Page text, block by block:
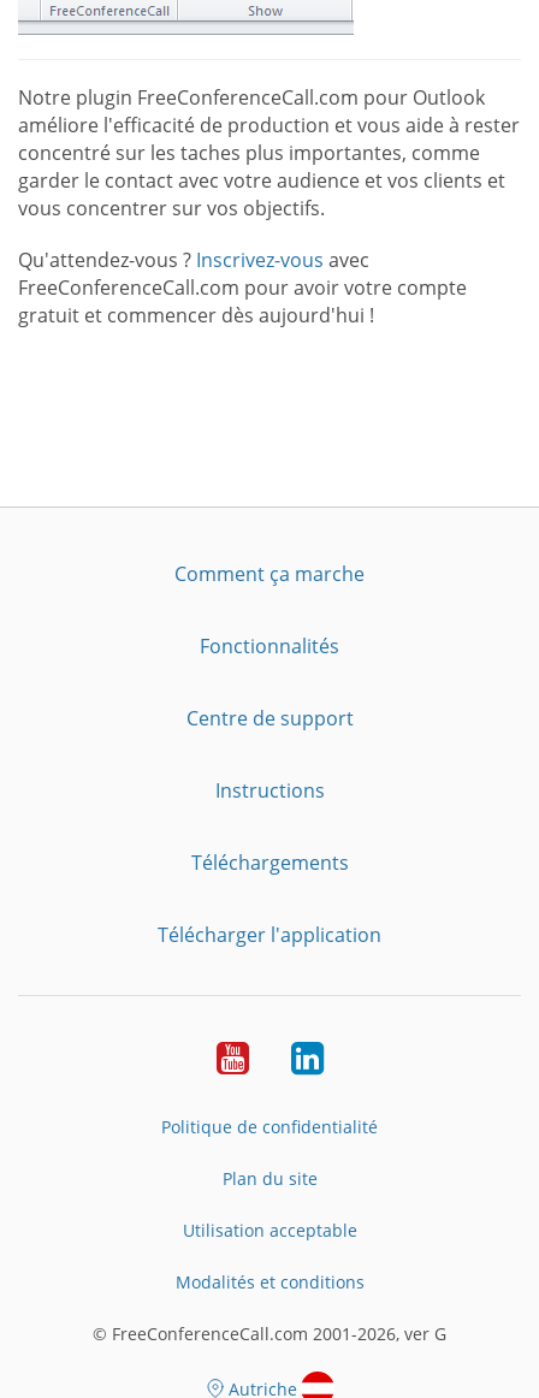
Notre plugin FreeConferenceCall.com pour Outlook
améliore l'efficacité de production et vous aide à rester
concentré sur les taches plus importantes, comme
garder le contact avec votre audience et vos clients et
vous concentrer sur vos objectifs.
Qu'attendez-vous ? Inscrivez-vous avec
FreeConferenceCall.com pour avoir votre compte
gratuit et commencer dès aujourd'hui !
Comment ça marche
Fonctionnalités
Centre de support
Instructions
Téléchargements
Télécharger l'application
YouTubeLinkedIn
Politique de confidentialité
Plan du site
Utilisation acceptable
Modalités et conditions
© FreeConferenceCall.com 2001-2026, ver G
Autriche